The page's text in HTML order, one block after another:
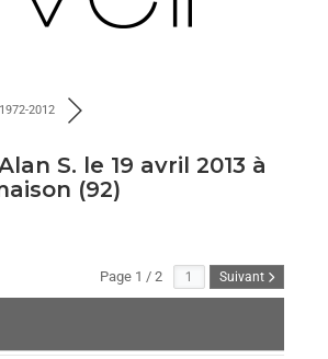
2012
S. le 19 avril 2013 à
(92)
Page 1 / 2 Suivant